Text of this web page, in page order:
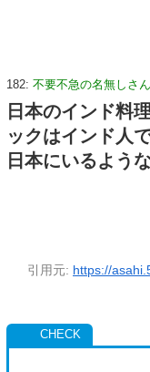
182: 不要不急の名無しさん
日本のインド料
ックはインド人
日本にいるよう
引用元: https://